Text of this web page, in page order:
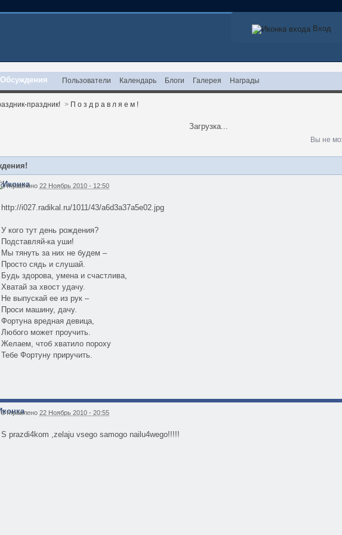
Вход
Обсуждения Пользователи Календарь Блоги Галерея Награды
праздник! > П о з д р а в л я е м !
Загрузка...
Вы не
Отправлено22 Ноябрь 2010 - 12:50
http://i027.radikal.ru/1011/43/a6d3a37a5e02.jpg
У кого тут день рождения?
Подставляй-ка уши!
Мы тянуть за них не будем –
Просто сядь и слушай.
Будь здорова, умена и счастлива,
Хватай за хвост удачу.
Не выпускай ее из рук –
Проси машину, дачу.
Фортуна вредная девица,
Любого может проучить.
Желаем, чтоб хватило пороху
Тебе Фортуну приручить.
Отправлено22 Ноябрь 2010 - 20:55
S prazdi4kom ,zelaju vsego samogo nailu4wego!!!!!